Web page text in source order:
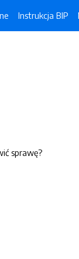
Instrukcja BIP
sprawę?